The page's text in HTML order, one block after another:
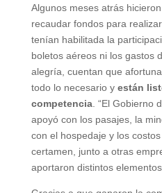
Algunos meses atrás
recaudar fondos para
tenían habilitada la
boletos aéreos ni los gastos
alegría, cuentan que
todo lo necesario y están
competencia. “El Gobierno
apoyó con los pasajes, la
con el hospedaje y los
certamen, junto a otras
aportaron distintos